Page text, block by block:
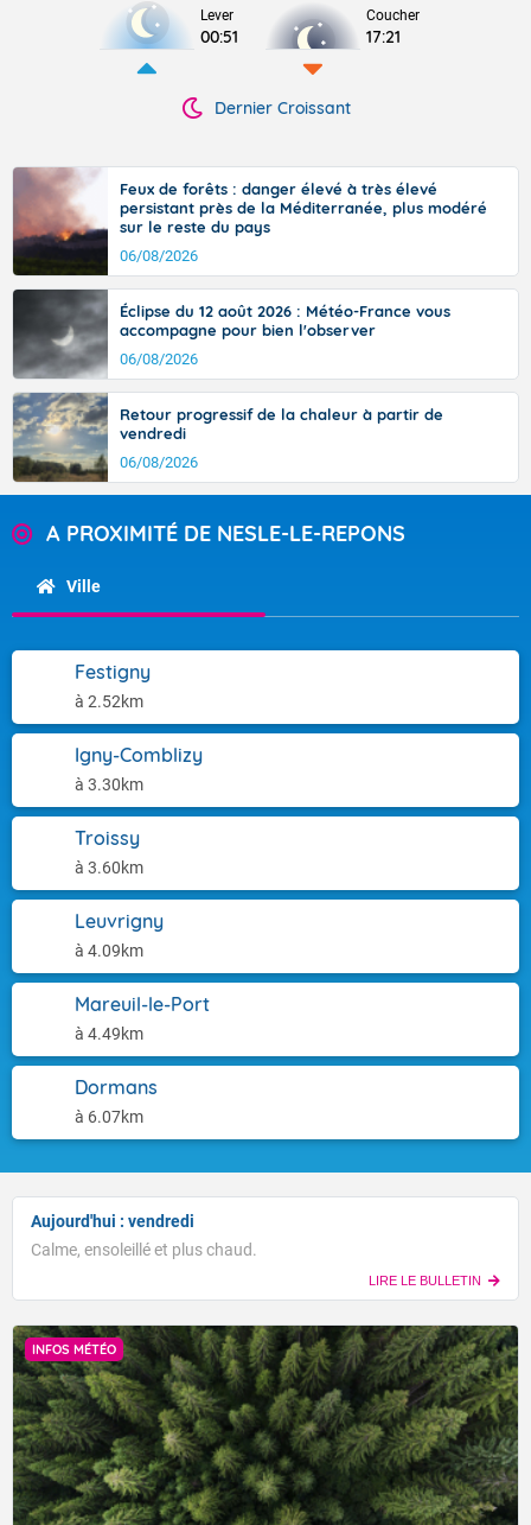
Lever
00:51
Coucher
17:21
Dernier Croissant
Feux de forêts : danger élevé à très élevé
persistant près de la Méditerranée, plus modéré
sur le reste du pays
06/08/2026
Éclipse du 12 août 2026 : Météo-France vous
accompagne pour bien l'observer
06/08/2026
Retour progressif de la chaleur à partir de
vendredi
06/08/2026
A PROXIMITÉ DE NESLE-LE-REPONS
Ville
Festigny
à 2.52km
Igny-Comblizy
à 3.30km
Troissy
à 3.60km
Leuvrigny
à 4.09km
Mareuil-le-Port
à 4.49km
Dormans
à 6.07km
Aujourd'hui : vendredi
Calme, ensoleillé et plus chaud.
LIRE LE BULLETIN
INFOS MÉTÉO